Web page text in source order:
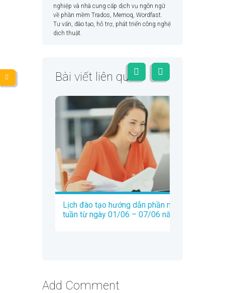
nghiệp và nhà cung cấp dịch vụ ngôn ngữ
về phần mềm Trados, Memoq, Wordfast.
Tư vấn, đào tạo, hỗ trợ, phát triển công nghệ
dịch thuật.
Bài viết liên quan
Lịch đào tạo hướng dẫn phần mềm Trados
tuần từ ngày 01/06 – 07/06 năm 2020
Add Comment